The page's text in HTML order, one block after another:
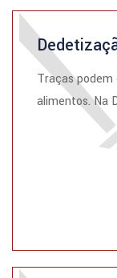
Traças
alimentos. Na